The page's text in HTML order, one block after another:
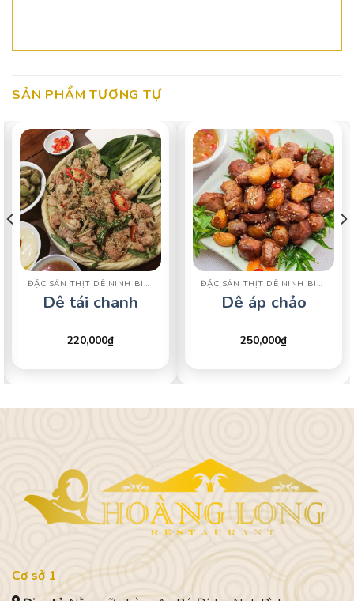
SẢN PHẨM TƯƠNG TỰ
ĐẶC SẢN THỊT DÊ NINH BÌNH
Dê tái chanh
220,000₫
ĐẶC SẢN THỊT DÊ NINH BÌNH
Dê áp chảo
250,000₫
Cơ sở 1